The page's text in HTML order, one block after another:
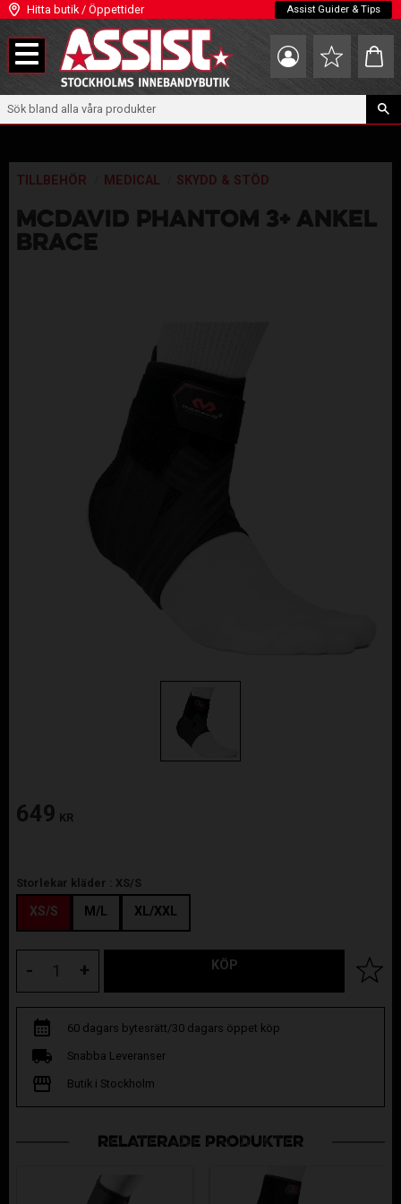
Meny
Hitta butik / Öppettider Assist Guider & Tips
Favoriter
TILLBEHÖR MEDICAL SKYDD & STÖD
MCDAVID PHANTOM 3+ ANKEL
BRACE
649 KR
Storlekar kläder : XS/S
XS/S M/L XL/XXL
+
- KÖP Lägg
60 dagars bytesrätt/30 dagars öppet köp
Snabba Leveranser
Butik i Stockholm
RELATERADE PRODUKTER